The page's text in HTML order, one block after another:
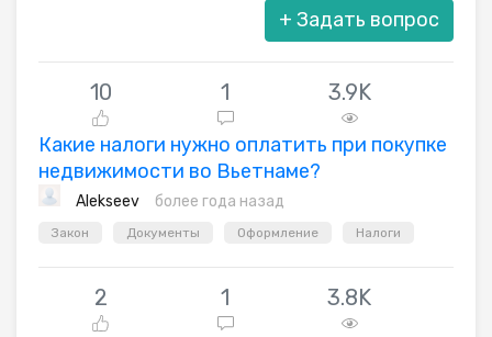
+ Задать вопрос
10 1 3.9K
Какие налоги нужно оплатить при покупке
недвижимости во Вьетнаме?
Alekseev более года назад
Закон Документы Оформление Налоги
2 1 3.8K